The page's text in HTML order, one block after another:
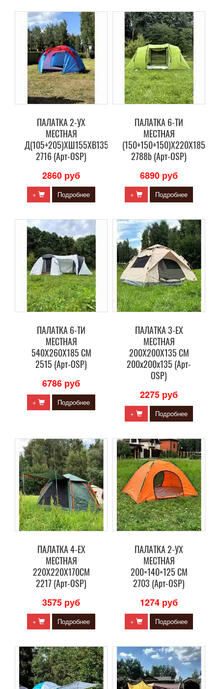
ПАЛАТКА 2-УХ
МЕСТНАЯ
Д(105+205)ХШ155ХВ135СМ
2716 (Арт-OSP)
2860 руб
+ Подробнее
ПАЛАТКА 6-ТИ
МЕСТНАЯ
(150+150+150)Х220Х185СМ
2788b (Арт-OSP)
6890 руб
+ Подробнее
ПАЛАТКА 6-ТИ
МЕСТНАЯ
540Х260Х185 СМ
2515 (Арт-OSP)
6786 руб
+ Подробнее
ПАЛАТКА 3-ЕХ
МЕСТНАЯ
200Х200Х135 СМ
200х200х135 (Арт-
OSP)
2275 руб
+ Подробнее
ПАЛАТКА 4-ЕХ
МЕСТНАЯ
220Х220Х170СМ
2217 (Арт-OSP)
3575 руб
+ Подробнее
ПАЛАТКА 2-УХ
МЕСТНАЯ
200×140×125 СМ
2703 (Арт-OSP)
1274 руб
+ Подробнее